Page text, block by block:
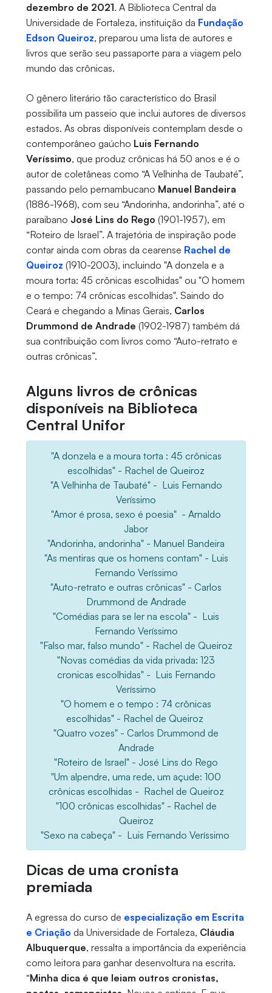
dezembro de 2021. A Biblioteca Central da
Universidade de Fortaleza, instituição da Fundação
Edson Queiroz, preparou uma lista de autores e
livros que serão seu passaporte para a viagem pelo
mundo das crônicas.
O gênero literário tão característico do Brasil
possibilita um passeio que inclui autores de diversos
estados. As obras disponíveis contemplam desde o
contemporâneo gaúcho Luis Fernando
Veríssimo, que produz crônicas há 50 anos e é o
autor de coletâneas como “A Velhinha de Taubaté”,
passando pelo pernambucano Manuel Bandeira
(1886-1968), com seu “Andorinha, andorinha”, até o
paraibano José Lins do Rego (1901-1957), em
“Roteiro de Israel”. A trajetória de inspiração pode
contar ainda com obras da cearense Rachel de
Queiroz (1910-2003), incluindo "A donzela e a
moura torta: 45 crônicas escolhidas" ou "O homem
e o tempo: 74 crônicas escolhidas". Saindo do
Ceará e chegando a Minas Gerais, Carlos
Drummond de Andrade (1902-1987) também dá
sua contribuição com livros como “Auto-retrato e
outras crônicas”.
Alguns livros de crônicas
disponíveis na Biblioteca
Central Unifor
"A donzela e a moura torta : 45 crônicas
escolhidas" - Rachel de Queiroz
"A Velhinha de Taubaté" - Luis Fernando
Veríssimo
"Amor é prosa, sexo é poesia" - Arnaldo
Jabor
"Andorinha, andorinha" - Manuel Bandeira
"As mentiras que os homens contam" - Luis
Fernando Veríssimo
"Auto-retrato e outras crônicas" - Carlos
Drummond de Andrade
"Comédias para se ler na escola" - Luis
Fernando Veríssimo
"Falso mar, falso mundo" - Rachel de Queiroz
"Novas comédias da vida privada: 123
cronicas escolhidas" - Luis Fernando
Veríssimo
"O homem e o tempo : 74 crônicas
escolhidas" - Rachel de Queiroz
"Quatro vozes" - Carlos Drummond de
Andrade
"Roteiro de Israel" - José Lins do Rego
"Um alpendre, uma rede, um açude: 100
crônicas escolhidas - Rachel de Queiroz
"100 crônicas escolhidas" - Rachel de
Queiroz
"Sexo na cabeça" - Luis Fernando Veríssimo
Dicas de uma cronista
premiada
A egressa do curso de especialização em Escrita
e Criação da Universidade de Fortaleza, Cláudia
Albuquerque, ressalta a importância da experiência
como leitora para ganhar desenvoltura na escrita.
“Minha dica é que leiam outros cronistas,